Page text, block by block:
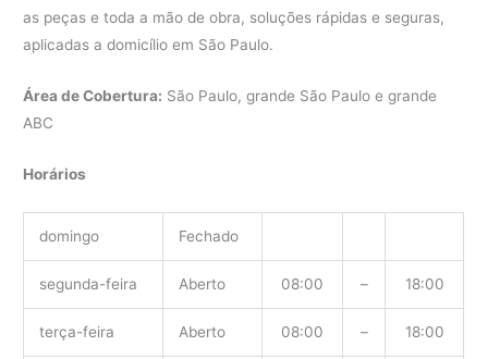
as peças e toda a mão de obra, soluções rápidas e seguras,
aplicadas a domicílio em São Paulo.
Área de Cobertura: São Paulo, grande São Paulo e grande
ABC
Horários
domingo Fechado
segunda-feira Aberto 08:00 – 18:00
terça-feira Aberto 08:00 – 18:00